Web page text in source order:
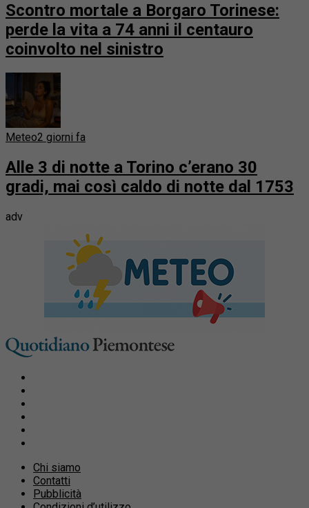
Scontro mortale a Borgaro Torinese:
perde la vita a 74 anni il centauro
coinvolto nel sinistro
Meteo2 giorni fa
Alle 3 di notte a Torino c’erano 30
gradi, mai così caldo di notte dal 1753
adv
Chi siamo
Contatti
Pubblicità